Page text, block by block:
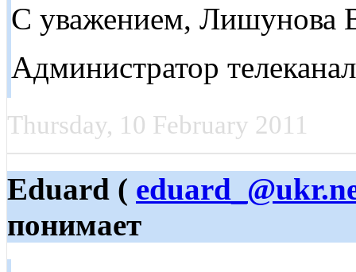
С уважением, Лишунова
Администратор
Thursday, 10 February 2011
Eduard (
понимает